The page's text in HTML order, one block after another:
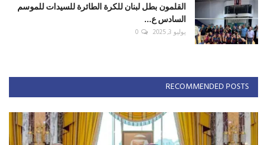
القلمون بطل لبنان للكرة الطائرة للسيدات للموسم
السادس ع...
يوليو 3, 2025 0
RECOMMENDED POSTS